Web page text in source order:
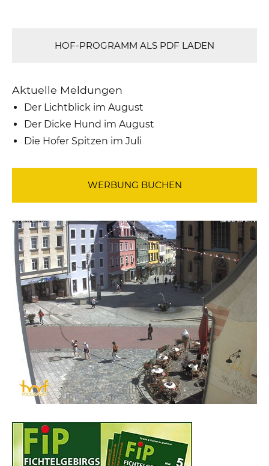
HOF-PROGRAMM ALS PDF LADEN
Aktuelle Meldungen
Der Lichtblick im August
Der Dicke Hund im August
Die Hofer Spitzen im Juli
WERBUNG BUCHEN